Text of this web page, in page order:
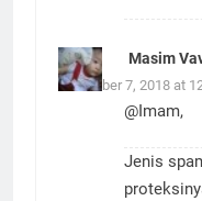
Masim
November 7, 2018 at
@Imam,
Jenis